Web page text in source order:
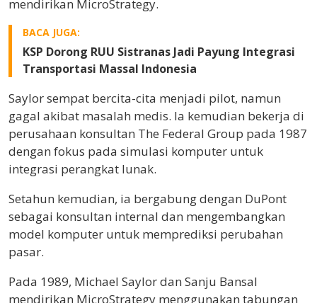
mendirikan MicroStrategy.
BACA JUGA:
KSP Dorong RUU Sistranas Jadi Payung Integrasi
Transportasi Massal Indonesia
Saylor sempat bercita-cita menjadi pilot, namun
gagal akibat masalah medis. Ia kemudian bekerja di
perusahaan konsultan The Federal Group pada 1987
dengan fokus pada simulasi komputer untuk
integrasi perangkat lunak.
Setahun kemudian, ia bergabung dengan DuPont
sebagai konsultan internal dan mengembangkan
model komputer untuk memprediksi perubahan
pasar.
Pada 1989, Michael Saylor dan Sanju Bansal
mendirikan MicroStrategy menggunakan tabungan